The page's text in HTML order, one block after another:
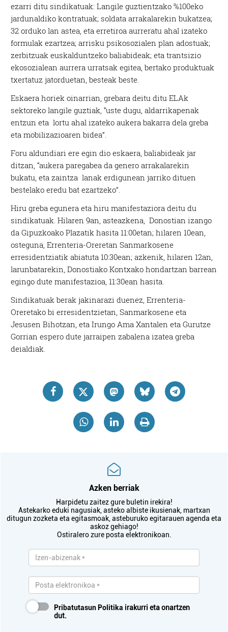
ezarri ditu sindikatuak: Langile guztientzako %100eko
jardunaldiko kontratuak; soldata arrakalarekin bukatzea;
32 orduko lan astea, eta erretiroa aurreratu ahal izateko
formulak ezartzea; arrisku psikosozialen plan adostuak;
zerbitzuak euskalduntzeko baliabideak; eta trantsizio
ekosozialean aurrera urratsak egitea, bertako produktuak
txertatuz jatorduetan, besteak beste.
Eskaera horiek oinarrian, grebara deitu ditu ELAk
sektoreko langile guztiak, “uste dugu, aldarrikapenak
entzun eta lortu ahal izateko aukera bakarra dela greba
eta mobilizazioaren bidea”.
Foru aldundiari ere egin dio eskaera, baliabideak jar
ditzan, “aukera paregabea da genero arrakalarekin
bukatu, eta zaintza lanak erdigunean jarriko dituen
bestelako eredu bat ezartzeko”.
Hiru greba egunera eta hiru manifestaziora deitu du
sindikatuak. Hilaren 9an, asteazkena, Donostian izango
da Gipuzkoako Plazatik hasita 11:00etan; hilaren 10ean,
osteguna, Errenteria-Oreretan Sanmarkosene
erresidentziatik abiatuta 10:30ean; azkenik, hilaren 12an,
larunbatarekin, Donostiako Kontxako hondartzan barrean
egingo dute manifestazioa, 11:30ean hasita.
Sindikatuak berak jakinarazi duenez, Errenteria-
Oreretako bi erresidentzietan, Sanmarkosene eta
Jesusen Bihotzan, eta Irungo Ama Xantalen eta Gurutze
Gorrian espero dute jarraipen zabalena izatea greba
deialdiak.
Azken berriak
Harpidetu zaitez gure buletin irekira!
Astekarko eduki nagusiak, asteko albiste ikusienak, martxan
ditugun zozketa eta egitasmoak, asteburuko egitarauen agenda eta
askoz gehiago!
Ostiralero zure posta elektronikoan.
Pribatutasun Politika irakurri eta onartzen
dut.